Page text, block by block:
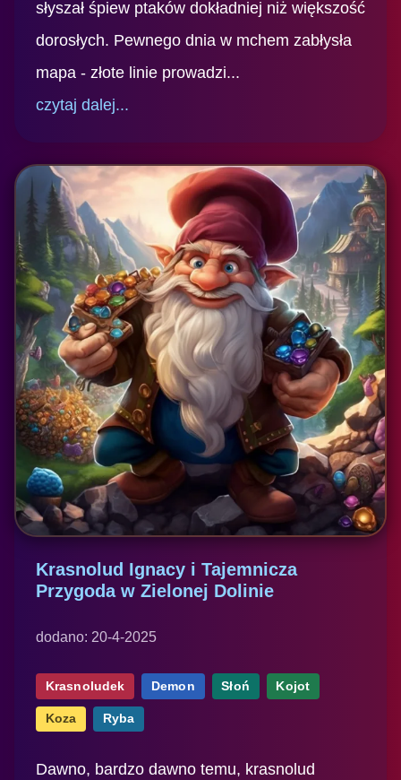
słyszał śpiew ptaków dokładniej niż większość
dorosłych. Pewnego dnia w mchem zabłysła
mapa - złote linie prowadzi...
czytaj dalej...
Krasnolud Ignacy i Tajemnicza
Przygoda w Zielonej Dolinie
dodano: 20-4-2025
Krasnoludek Demon Słoń Kojot
Koza Ryba
Dawno, bardzo dawno temu, krasnolud